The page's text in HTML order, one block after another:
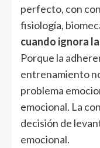
perfecto, con
fisiología,
cuando ignora
Porque la
entrenamiento
problema
emocional. La
decisión de
emocional.